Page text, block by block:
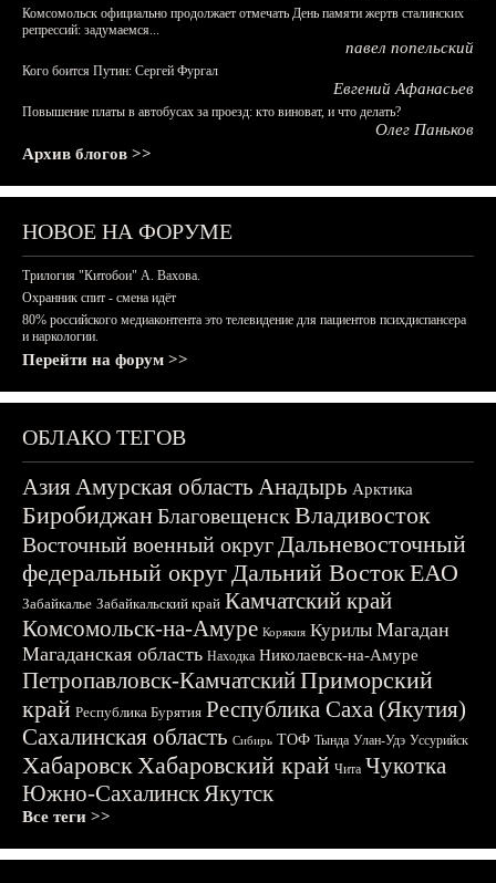
Комсомольск официально продолжает отмечать День памяти жертв сталинских
репрессий: задумаемся...
павел попельский
Кого боится Путин: Сергей Фургал
Евгений Афанасьев
Повышение платы в автобусах за проезд: кто виноват, и что делать?
Олег Паньков
Архив блогов >>
НОВОЕ НА ФОРУМЕ
Трилогия "Китобои" А. Вахова.
Охранник спит - смена идёт
80% российского медиаконтента это телевидение для пациентов психдиспансера
и наркологии.
Перейти на форум >>
ОБЛАКО ТЕГОВ
АзияАмурская область Анадырь Арктика
БиробиджанБлаговещенскВладивосток
Восточный военный округДальневосточный
федеральный округДальний ВостокЕАО
Забайкалье Забайкальский край Камчатский край
Комсомольск-на-Амуре Корякия Курилы Магадан
Магаданская область Находка Николаевск-на-Амуре
Петропавловск-КамчатскийПриморский
край Республика Бурятия Республика Саха (Якутия)
Сахалинская область Сибирь ТОФ Тында Улан-Удэ Уссурийск
ХабаровскХабаровский край Чита Чукотка
Южно-СахалинскЯкутск
Все теги >>